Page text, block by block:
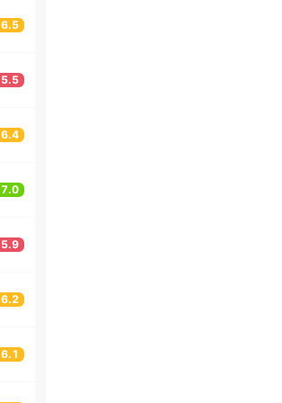
6.5
5.5
6.4
7.0
5.9
6.2
6.1